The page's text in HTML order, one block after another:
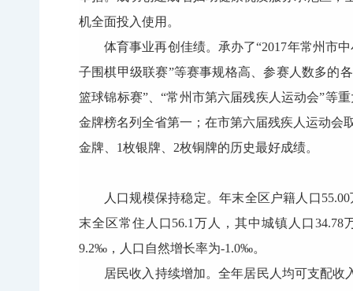
机全面投入使用。
体育事业再创佳绩。承办了“2017年常州市
子围棋甲级联赛”等赛事规格高、参赛人数多的
篮球锦标赛”、“常州市第六届残疾人运动会”等
金牌榜名列全省第一；在市第六届残疾人运动会
金牌、1枚银牌、2枚铜牌的历史最好成绩。
人口规模保持稳定。年末全区户籍人口
末全区常住人口56.1万人，其中城镇人口
9.2‰，人口自然增长率为-1.0‰。
居民收入持续增加。全年居民人均可支配收